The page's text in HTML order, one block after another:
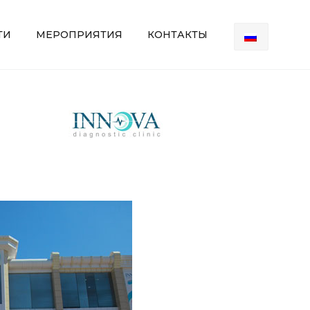
МЕРОПРИЯТИЯ КОНТАКТЫ